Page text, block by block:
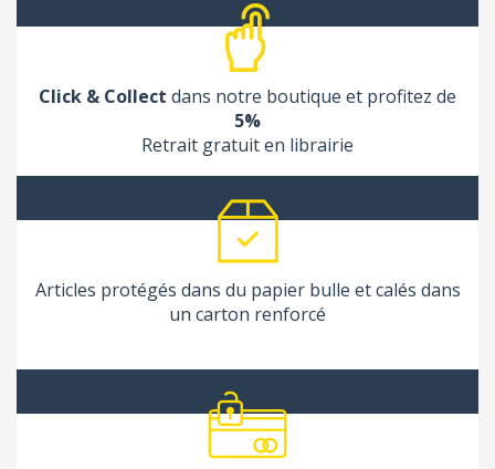
Click & Collect dans notre boutique et profitez de
5%
Retrait gratuit en librairie
Articles protégés dans du papier bulle et calés dans
un carton renforcé